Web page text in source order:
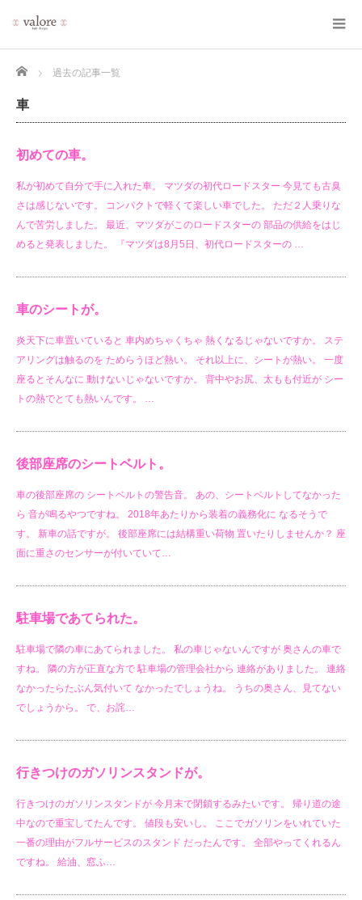
Home 過去の記事一覧
車
初めての車。
私が初めて自分で手に入れた車。 マツダの初代ロードスター 今見ても古臭
さは感じないです。 コンパクトで軽くて楽しい車でした。 ただ２人乗りな
んで苦労しました。 最近、マツダがこのロードスターの 部品の供給をはじ
めると発表しました。 『マツダは8月5日、初代ロードスターの …
車のシートが。
炎天下に車置いていると 車内めちゃくちゃ 熱くなるじゃないですか。 ステ
アリングは触るのを ためらうほど熱い。 それ以上に、シートが熱い。 一度
座るとそんなに 動けないじゃないですか。 背中やお尻、太もも付近が シー
トの熱でとても熱いんです。 …
後部座席のシートベルト。
車の後部座席の シートベルトの警告音。 あの、シートベルトしてなかった
ら 音が鳴るやつですね。 2018年あたりから装着の義務化に なるそうで
す。 新車の話ですが。 後部座席には結構重い荷物 置いたりしませんか？ 座
面に重さのセンサーが付いていて…
駐車場であてられた。
駐車場で隣の車にあてられました。 私の車じゃないんですが 奥さんの車で
すね。 隣の方が正直な方で 駐車場の管理会社から 連絡がありました。 連絡
なかったらたぶん気付いて なかったでしょうね。 うちの奥さん、見てない
でしょうから。 で、お詫…
行きつけのガソリンスタンドが。
行きつけのガソリンスタンドが 今月末で閉鎖するみたいです。 帰り道の途
中なので重宝してたんです。 値段も安いし。 ここでガソリンをいれていた
一番の理由がフルサービスのスタンド だったんです。 全部やってくれるん
ですね。 給油、窓ふ…